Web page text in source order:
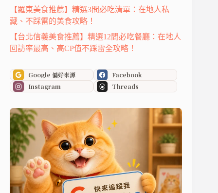
【羅東美食推薦】精選3間必吃清單：在地人私
藏、不踩雷的美食攻略！
【台北信義美食推薦】精選12間必吃餐廳：在地人
回訪率最高、高CP值不踩雷全攻略！
Google 偏好來源
Facebook
Instagram
Threads